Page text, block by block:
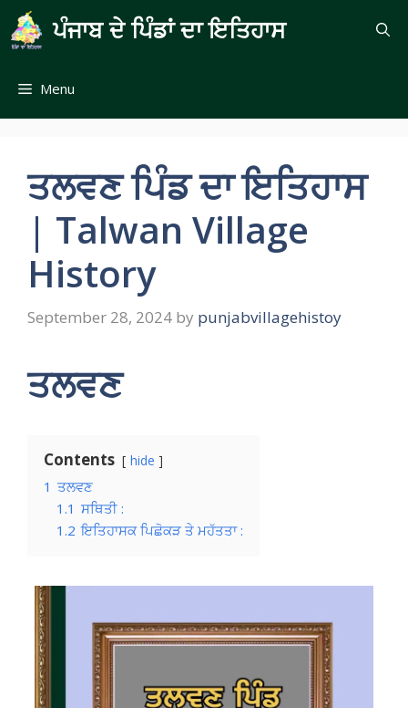
Skip
to
content
ਪੰਜਾਬ ਦੇ ਪਿੰਡਾਂ ਦਾ ਇਤਿਹਾਸ
Menu
ਤਲਵਣ ਪਿੰਡ ਦਾ ਇਤਿਹਾਸ
| Talwan Village
History
September 28, 2024 by punjabvillagehistoy
ਤਲਵਣ
Contents hide
1 ਤਲਵਣ
1.1 ਸਥਿਤੀ :
1.2 ਇਤਿਹਾਸਕ ਪਿਛੋਕੜ ਤੇ ਮਹੱਤਤਾ :